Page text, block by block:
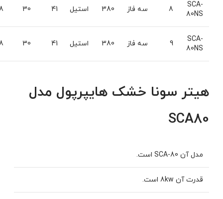
SCA-
80NS
8 سه فاز 380 استیل 41
30
SCA-
80NS
9 سه فاز 380 استیل 41
30
هیتر سونا خشک هایپرپول مدل
SCA80
مدل آن SCA-80 است.
قدرت آن 8kw است.